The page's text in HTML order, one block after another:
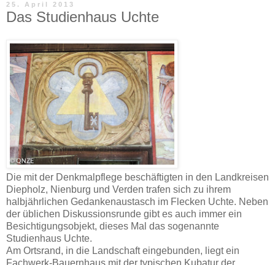
25. April 2013
Das Studienhaus Uchte
Die mit der Denkmalpflege beschäftigten in den Landkreisen
Diepholz, Nienburg und Verden trafen sich zu ihrem
halbjährlichen Gedankenaustasch im Flecken Uchte. Neben
der üblichen Diskussionsrunde gibt es auch immer ein
Besichtigungsobjekt, dieses Mal das sogenannte
Studienhaus Uchte.
Am Ortsrand, in die Landschaft eingebunden, liegt ein